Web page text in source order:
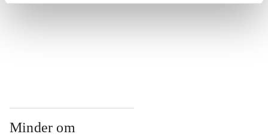
Minder om